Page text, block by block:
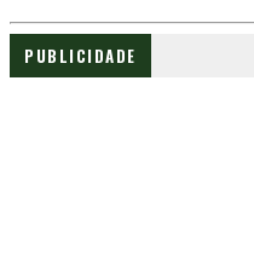
PUBLICIDADE